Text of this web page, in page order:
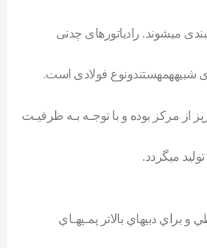
میشوند. رادياتورهای چدنی
فولادی است.
از مرکز بوده و با توجـه بـه ظرفيـت
ميگردد.